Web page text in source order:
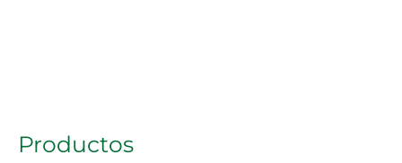
Productos